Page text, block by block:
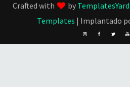
Crafted with by TemplatesYard
Templates | Implantado